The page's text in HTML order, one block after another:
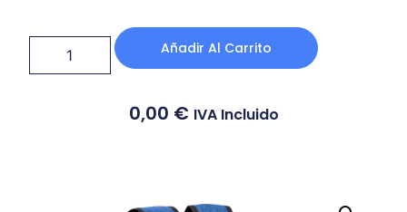
Añadir Al Carrito
0,00 € IVA Incluido